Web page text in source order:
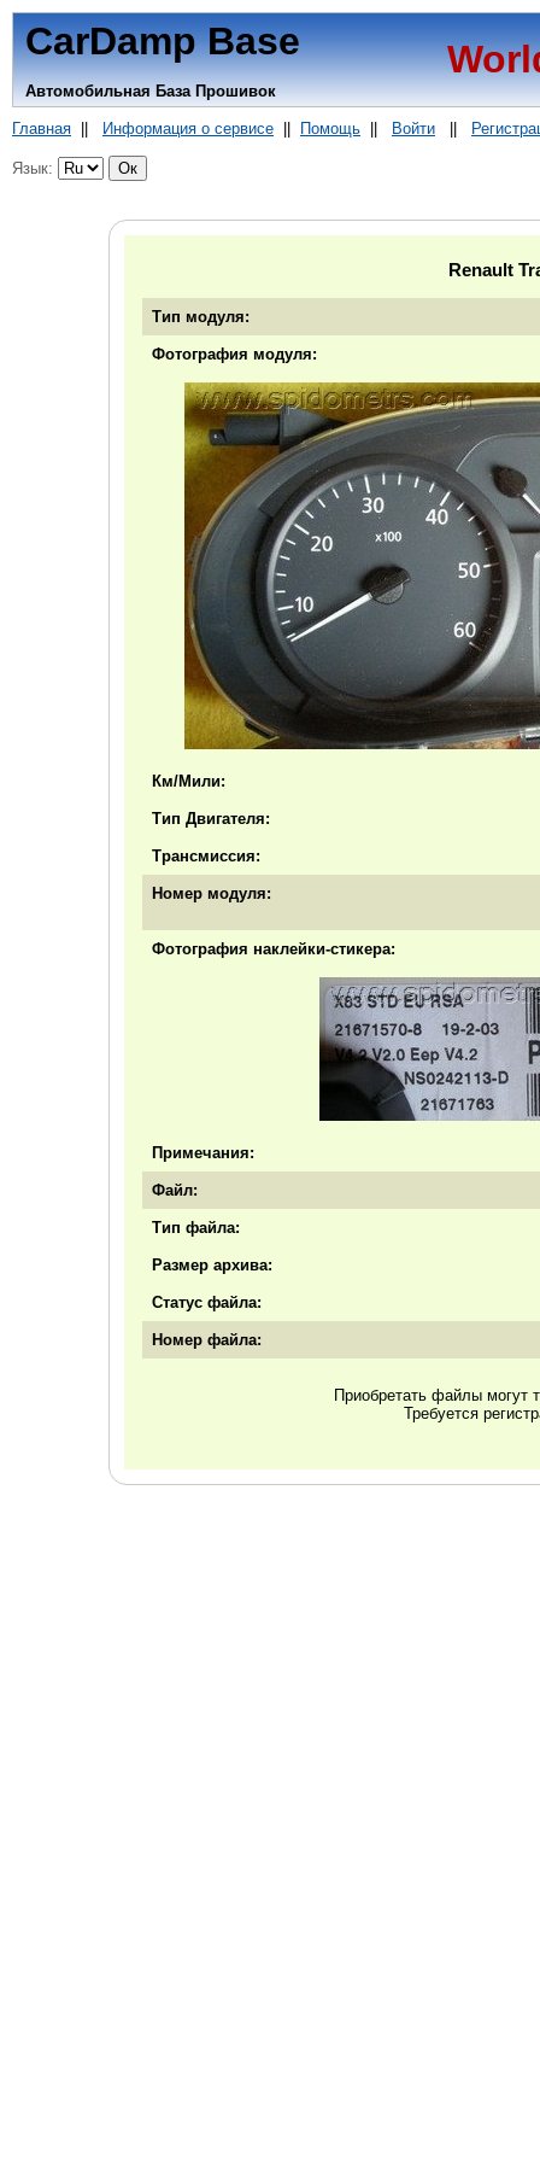
CarDamp Base
Автомобильная База Прошивок
Главная|| Информация о сервисе|| Помощь|| Войти||
Язык:
Renault
Тип модуля:
Фотография модуля:
Км/Мили:
Тип Двигателя:
Трансмиссия:
Номер модуля:
Фотография наклейки-стикера:
Примечания:
Файл:
Тип файла:
Размер архива:
Статус файла:
Номер файла:
Приобретать файлы могут
Требуется